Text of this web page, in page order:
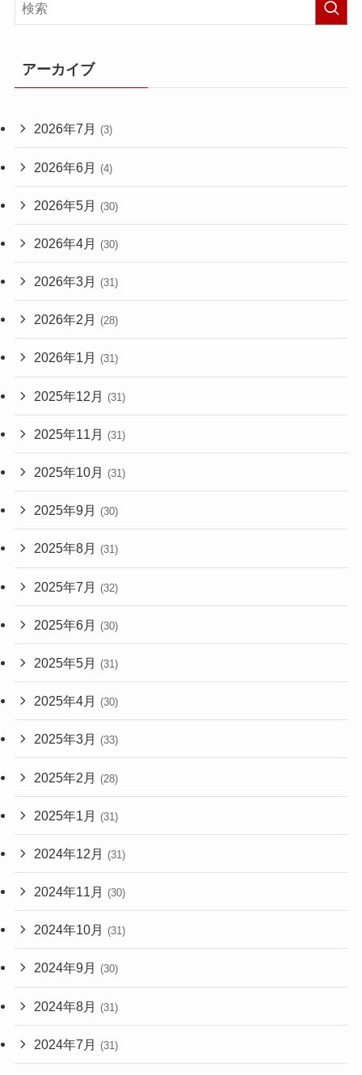
アーカイブ
2026年7月 (3)
2026年6月 (4)
2026年5月 (30)
2026年4月 (30)
2026年3月 (31)
2026年2月 (28)
2026年1月 (31)
2025年12月 (31)
2025年11月 (31)
2025年10月 (31)
2025年9月 (30)
2025年8月 (31)
2025年7月 (32)
2025年6月 (30)
2025年5月 (31)
2025年4月 (30)
2025年3月 (33)
2025年2月 (28)
2025年1月 (31)
2024年12月 (31)
2024年11月 (30)
2024年10月 (31)
2024年9月 (30)
2024年8月 (31)
2024年7月 (31)